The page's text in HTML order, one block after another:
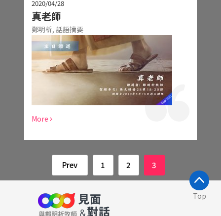
2020/04/28
真老師
鄭明析, 話語摘要
More
Prev 1 2 3
Top